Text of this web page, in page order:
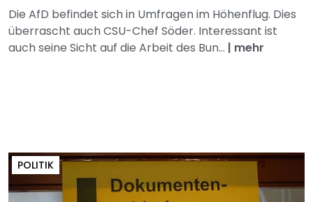
Die AfD befindet sich in Umfragen im Höhenflug. Dies
überrascht auch CSU-Chef Söder. Interessant ist
auch seine Sicht auf die Arbeit des Bun... | mehr
POLITIK